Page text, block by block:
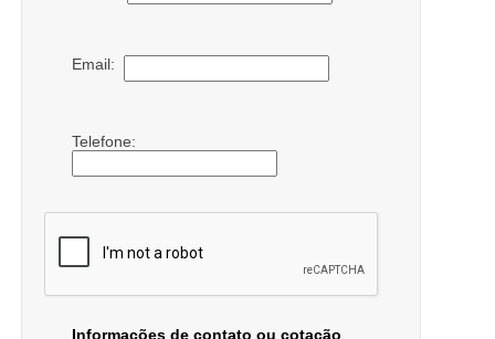
Email:
Telefone:
Informações de contato ou cotação